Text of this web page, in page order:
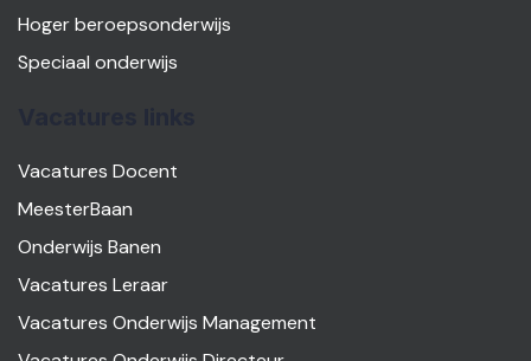
Hoger beroepsonderwijs
Speciaal onderwijs
Vacatures Docent
MeesterBaan
Onderwijs Banen
Vacatures Leraar
Vacatures Onderwijs Management